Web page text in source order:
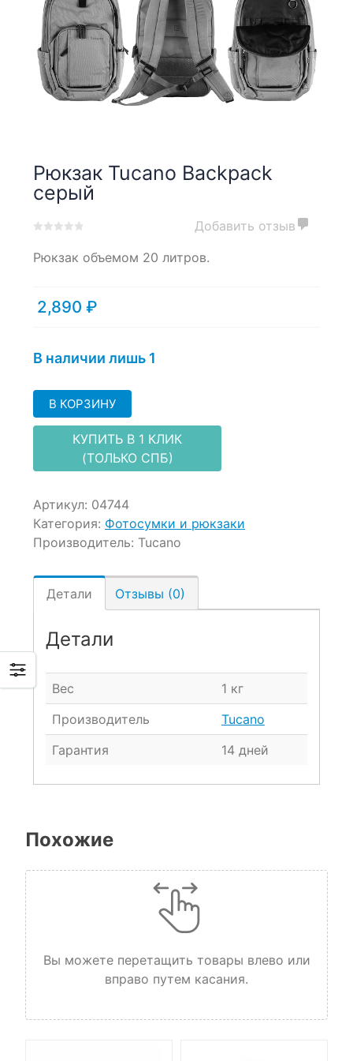
Рюкзак Tucano Backpack
серый
out
on
customer
Добавить отзыв
Рюкзак объемом 20 литров.
2,890 ₽
В наличии лишь 1
В КОРЗИНУ
КУПИТЬ В 1 КЛИК
(ТОЛЬКО СПБ)
Артикул: 04744
Категория: Фотосумки и рюкзаки
Производитель: Tucano
Детали Отзывы (0)
Детали
Вес
1 кг
Производитель
Tucano
Гарантия
14 дней
Похожие
Вы можете перетащить товары влево или
вправо путем касания.